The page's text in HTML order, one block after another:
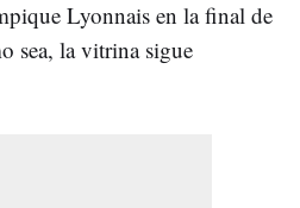
Lyonnais en la final de
sea, la vitrina sigue